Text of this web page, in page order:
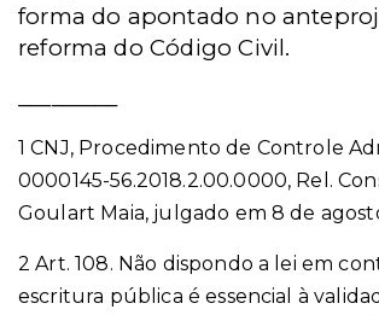
forma do apontado no
reforma do Código Civil.
1 CNJ, Procedimento de Controle
0000145-56.2018.2.00.0000, Rel.
Goulart Maia, julgado em 8 de
2 Art. 108. Não dispondo a lei em
escritura pública é essencial à